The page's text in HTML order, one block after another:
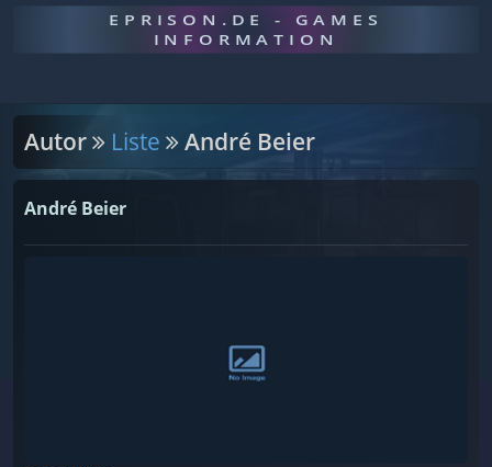
EPRISON.DE - GAMES
INFORMATION
Autor Liste André Beier
André Beier